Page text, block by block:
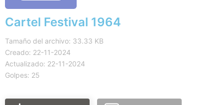
Cartel Festival 1964
Tamaño del archivo: 33.33 KB
Creado: 22-11-2024
Actualizado: 22-11-2024
Golpes: 25